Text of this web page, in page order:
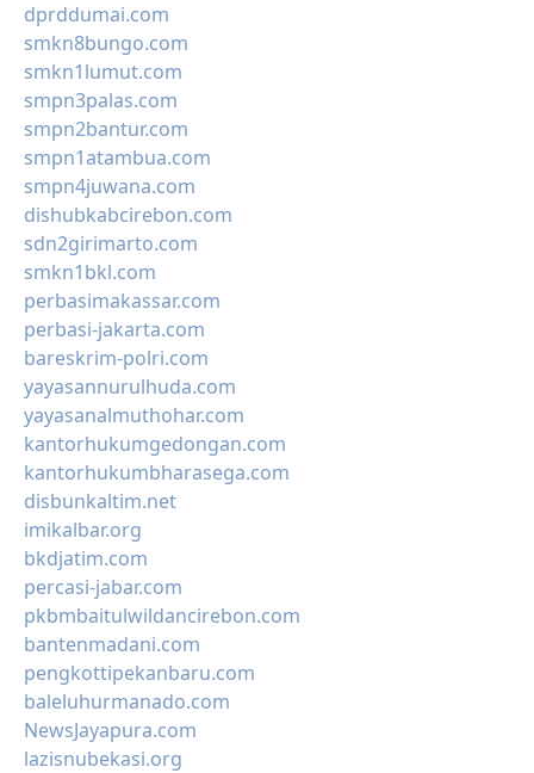
dprddumai.com
smkn8bungo.com
smkn1lumut.com
smpn3palas.com
smpn2bantur.com
smpn1atambua.com
smpn4juwana.com
dishubkabcirebon.com
sdn2girimarto.com
smkn1bkl.com
perbasimakassar.com
perbasi-jakarta.com
bareskrim-polri.com
yayasannurulhuda.com
yayasanalmuthohar.com
kantorhukumgedongan.com
kantorhukumbharasega.com
disbunkaltim.net
imikalbar.org
bkdjatim.com
percasi-jabar.com
pkbmbaitulwildancirebon.com
bantenmadani.com
pengkottipekanbaru.com
baleluhurmanado.com
NewsJayapura.com
lazisnubekasi.org